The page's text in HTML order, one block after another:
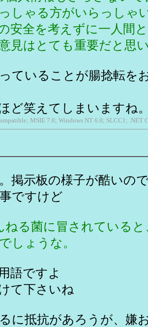
しゃる方がいらっしゃ
安全を考えずに一人間
見はとても重要だと思
ていることが腸捻転を
ど笑えてしまいますね
MSIE 7.0; Windows NT 6.0; SLCC1; .NET
掲示板の様子が酷いの
ですけど
る菌に冒されていると
しょうな。
語ですよ
て下さいね
に抵抗があろうが、嫌